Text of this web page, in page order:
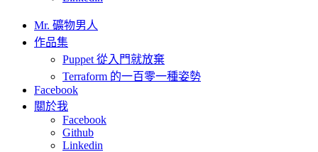
Mr. 礦物男人
作品集
Puppet 從入門就放棄
Terraform 的一百零一種姿勢
Facebook
關於我
Facebook
Github
Linkedin